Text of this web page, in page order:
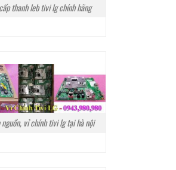
thanh leb tivi lg chính hãng
nguồn, vỉ chính tivi lg tại hà nội